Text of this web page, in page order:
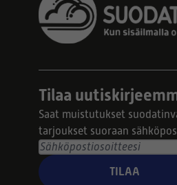
Tilaa
Saat muistutukset
tarjoukset suoraan
TILAA